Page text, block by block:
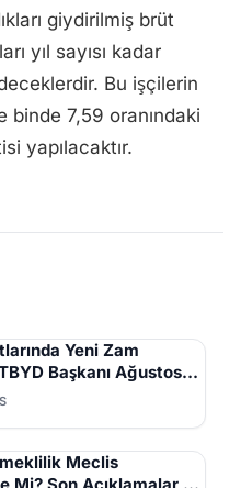
giydirilmiş brüt
yıl sayısı kadar
Bu işçilerin
binde 7,59 oranındaki
yapılacaktır.
Yeni Zam
Başkanı Ağustos
Meclis